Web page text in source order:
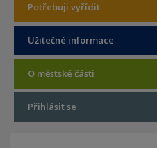
Potřebuji vyřídit
Užitečné informace
O městské části
Přihlásit se